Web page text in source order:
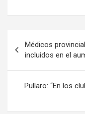
de
entradas
Médicos
incluidos en el
Pullaro: “En los